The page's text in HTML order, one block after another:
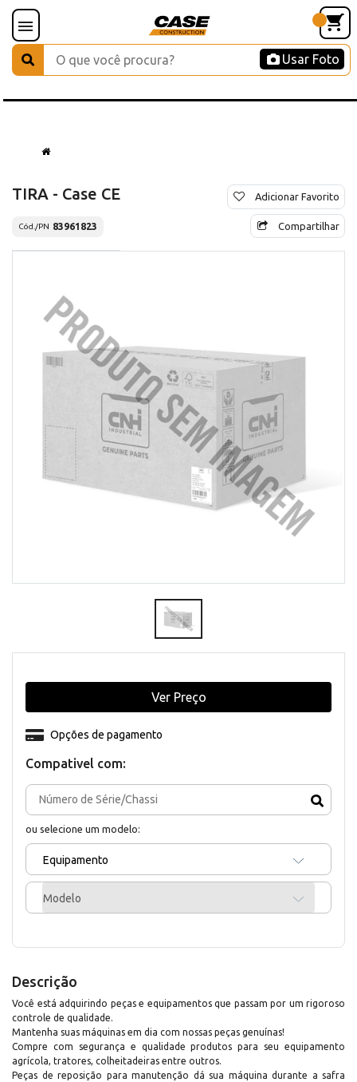
Usar Foto
TIRA - Case CE
Cód./PN 83961823
Adicionar Favorito
Compartilhar
Compativel com:
ou selecione um modelo:
Equipamento
Modelo
Opções de pagamento
Ver Preço
Descrição
Você está adquirindo peças e equipamentos que passam por um rigoroso
controle de qualidade.
Mantenha suas máquinas em dia com nossas peças genuínas!
Compre com segurança e qualidade produtos para seu equipamento
agrícola, tratores, colheitadeiras entre outros.
Peças de reposição para manutenção dá sua máquina durante a safra